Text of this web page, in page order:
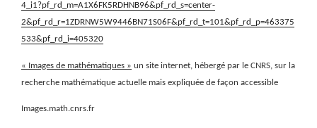
4_i1?pf_rd_m=A1X6FK5RDHNB96&pf_rd_s=center-
2&pf_rd_r=1ZDRNW5W9446BN71S06F&pf_rd_t=101&pf_rd_p=463375
533&pf_rd_i=405320
« Images de mathématiques » un site internet, hébergé par le CNRS, sur la
recherche mathématique actuelle mais expliquée de façon accessible
Images.math.cnrs.fr